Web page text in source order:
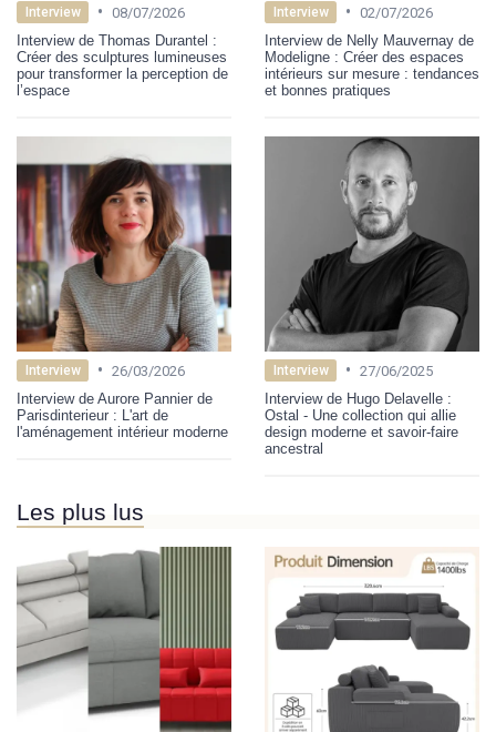
Interview • 08/07/2026
Interview de Thomas Durantel :
Créer des sculptures lumineuses
pour transformer la perception de
l’espace
Interview • 02/07/2026
Interview de Nelly Mauvernay de
Modeligne : Créer des espaces
intérieurs sur mesure : tendances
et bonnes pratiques
Interview • 26/03/2026
Interview de Aurore Pannier de
Parisdinterieur : L'art de
l'aménagement intérieur moderne
Interview • 27/06/2025
Interview de Hugo Delavelle :
Ostal - Une collection qui allie
design moderne et savoir-faire
ancestral
Les plus lus